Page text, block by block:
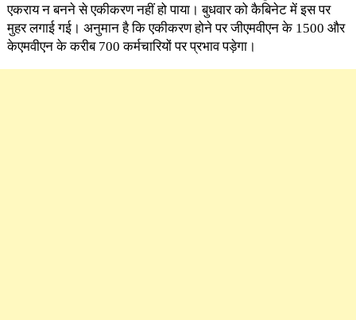
एकराय न बनने से एकीकरण नहीं हो पाया। बुधवार को कैबिनेट में इस पर
मुहर लगाई गई। अनुमान है कि एकीकरण होने पर जीएमवीएन के 1500 और
केएमवीएन के करीब 700 कर्मचारियों पर प्रभाव पड़ेगा।